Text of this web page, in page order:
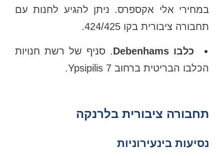
במחירי אלי אקספרס. ניתן להגיע לחנות עם
תחבורה ציבורית בקו 424/425.
כלבו Debenhams
. סניף של רשת חנויות
הכלבו הבריטית ברחוב 7 Ypsipilis.
תחבורה ציבורית בלרנקה
נסיעות בינעירוניות